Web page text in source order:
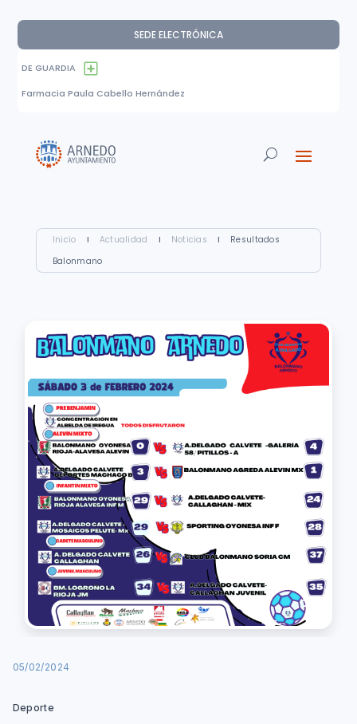
SEDE ELECTRÓNICA
DE GUARDIA
Farmacia Paula Cabello Hernández
Inicio I Actualidad I Noticias I
Resultados
Balonmano
05/02/2024
Deporte